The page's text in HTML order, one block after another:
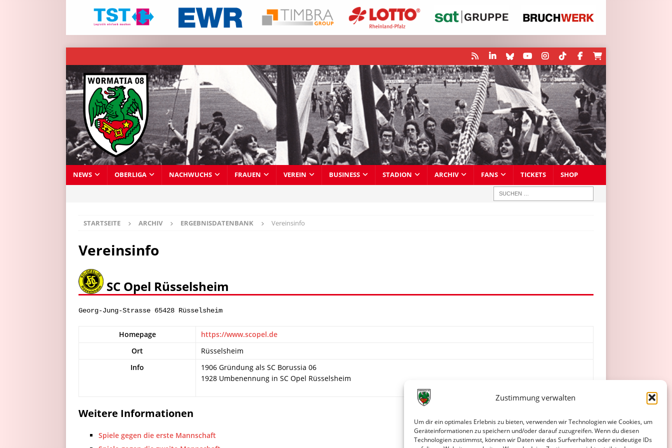
Zustimmung verwalten
Um dir ein optimales Erlebnis zu bieten, verwenden wir Technologien wie Cookies, um
Geräteinformationen zu speichern und/oder darauf zuzugreifen. Wenn du diesen
Technologien zustimmst, können wir Daten wie das Surfverhalten oder eindeutige IDs
NEWS OBERLIGA NACHWUCHS FRAUEN VEREIN BUSINESS STADION ARCHIV FANS TICKETS SHOP
STARTSEITE ARCHIV ERGEBNISDATENBANK Vereinsinfo
Vereinsinfo
SC Opel Rüsselsheim
Georg-Jung-Strasse 65428 Rüsselsheim
Homepage
https://www.scopel.de
Ort
Rüsselsheim
Info
1906 Gründung als SC Borussia 06
1928 Umbenennung in SC Opel Rüsselsheim
Weitere Informationen
Spiele gegen die erste Mannschaft